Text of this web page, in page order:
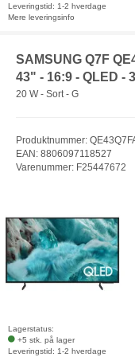
Leveringstid: 1-2 hverdage
Mere leveringsinfo
SAMSUNG Q7F
43" - 16:9 - QLED -
20 W - Sort - G
Produktnummer:
EAN: 8806097118527
Varenummer: F25447672
Lagerstatus:
+5 stk. på lager
Leveringstid: 1-2 hverdage